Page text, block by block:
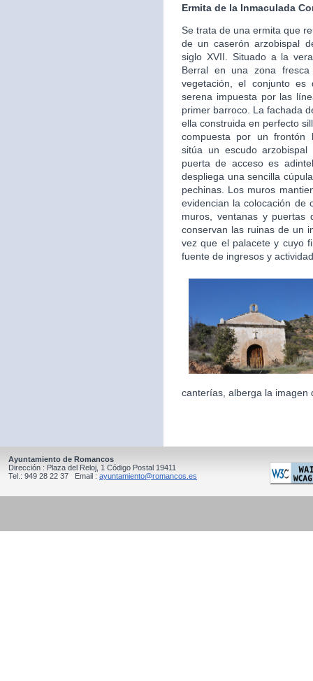
Ermita de la Inmaculada
Se trata de una ermita que
de un caserón arzobispal
siglo XVII. Situado a la
Berral en una zona
vegetación, el conjunto es
serena impuesta por las
primer barroco. La fachada
ella construida en perfecto
compuesta por un
sitúa un escudo
puerta de acceso es
despliega una sencilla
pechinas. Los muros
evidencian la colocación de
muros, ventanas y puertas
conservan las ruinas de un
vez que el palacete y cuyo
fuente de ingresos y
canterías, alberga la imagen
Ayuntamiento de Romancos
Dirección : Plaza del Reloj, 1 Código Postal 19411
Tel.: 949 28 22 37 Email : ayuntamiento@romancos.es